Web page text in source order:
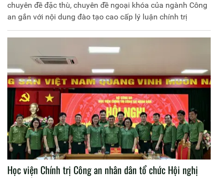
chuyên đề đặc thù, chuyên đề ngoại khóa của ngành Công
an gắn với nội dung đào tạo cao cấp lý luận chính trị
Học viện Chính trị Công an nhân dân tổ chức Hội nghị